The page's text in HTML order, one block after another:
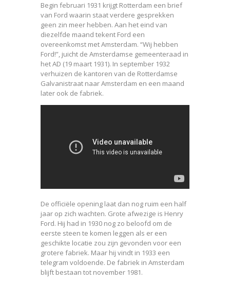
Begin februari 1931 krijgt Rotterdam een brief
van Ford waarin staat verdere gesprekken
geen zin meer hebben. Aan het eind van
diezelfde maand tekent Ford een
overeenkomst met Amsterdam. “Wij hebben
Ford!”, juicht de Amsterdamse gemeenteraad in
het AD (19 maart 1931). In september 1932
verhuizen de kantoren van de Rotterdamse
Galvanistraat naar Amsterdam en een maand
later ook de fabriek.
De officiële opening laat dan nog ruim een half
jaar op zich wachten. Grote afwezige is Henry
Ford. Hij had in 1930 nog zo beloofd om de
eerste steen te komen leggen als er een
geschikte locatie zou zijn gevonden voor een
grotere fabriek. Maar hij vindt in 1933 een
telegram voldoende. De fabriek in Amsterdam
blijft bestaan tot november 1981.